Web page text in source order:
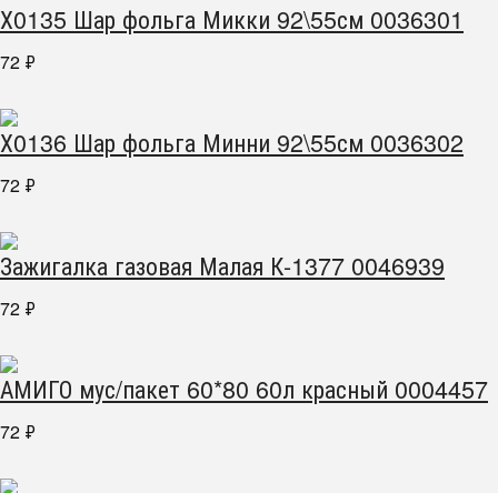
Х0135 Шар фольга Микки 92\55см 0036301
72 ₽
Х0136 Шар фольга Минни 92\55см 0036302
72 ₽
Зажигалка газовая Малая К-1377 0046939
72 ₽
АМИГО мус/пакет 60*80 60л красный 0004457
72 ₽